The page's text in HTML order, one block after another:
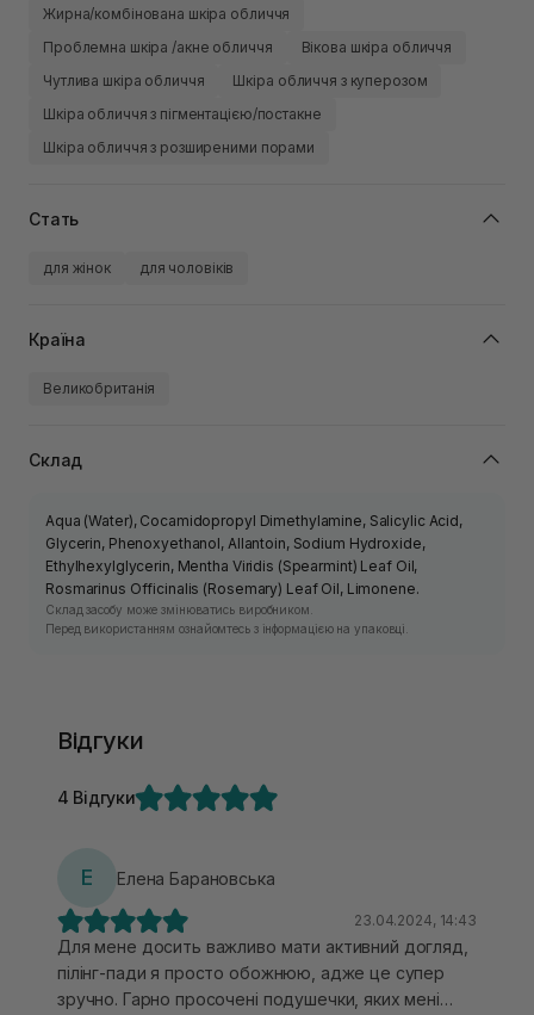
Жирна/комбінована шкіра обличчя
Проблемна шкіра /акне обличчя
Вікова шкіра обличчя
Чутлива шкіра обличчя
Шкіра обличчя з куперозом
Шкіра обличчя з пігментацією/постакне
Шкіра обличчя з розширеними порами
Стать
для жінок для чоловіків
Країна
Великобританія
Склад
Aqua (Water), Cocamidopropyl Dimethylamine, Salicylic Acid,
Glycerin, Phenoxyethanol, Allantoin, Sodium Hydroxide,
Ethylhexylglycerin, Mentha Viridis (Spearmint) Leaf Oil,
Rosmarinus Officinalis (Rosemary) Leaf Oil, Limonene.
Склад засобу може змінюватись виробником.
Перед використанням ознайомтесь з інформацією на упаковці.
Відгуки
4 Відгуки
Е Елена Барановська
23.04.2024, 14:43
Для мене досить важливо мати активний догляд,
пілінг-пади я просто обожнюю, адже це супер
зручно. Гарно просочені подушечки, яких мені